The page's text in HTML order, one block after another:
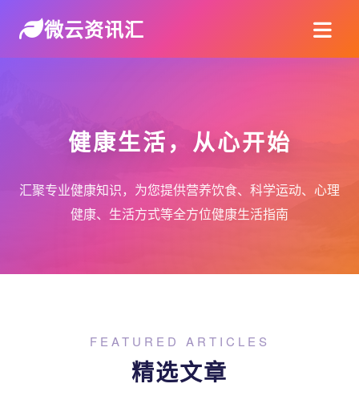
微云资讯汇
健康生活，从心开始
汇聚专业健康知识，为您提供营养饮食、科学运动、心理
健康、生活方式等全方位健康生活指南
FEATURED ARTICLES
精选文章